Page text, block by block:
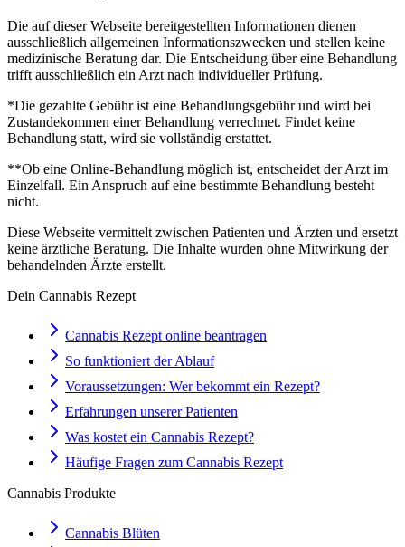
Die auf dieser Webseite bereitgestellten Informationen dienen
ausschließlich allgemeinen Informationszwecken und stellen keine
medizinische Beratung dar. Die Entscheidung über eine Behandlung
trifft ausschließlich ein Arzt nach individueller Prüfung.
*Die gezahlte Gebühr ist eine Behandlungsgebühr und wird bei
Zustandekommen einer Behandlung verrechnet. Findet keine
Behandlung statt, wird sie vollständig erstattet.
**Ob eine Online-Behandlung möglich ist, entscheidet der Arzt im
Einzelfall. Ein Anspruch auf eine bestimmte Behandlung besteht
nicht.
Diese Webseite vermittelt zwischen Patienten und Ärzten und ersetzt
keine ärztliche Beratung. Die Inhalte wurden ohne Mitwirkung der
behandelnden Ärzte erstellt.
Dein Cannabis Rezept
Cannabis Rezept online beantragen
So funktioniert der Ablauf
Voraussetzungen: Wer bekommt ein Rezept?
Erfahrungen unserer Patienten
Was kostet ein Cannabis Rezept?
Häufige Fragen zum Cannabis Rezept
Cannabis Produkte
Cannabis Blüten